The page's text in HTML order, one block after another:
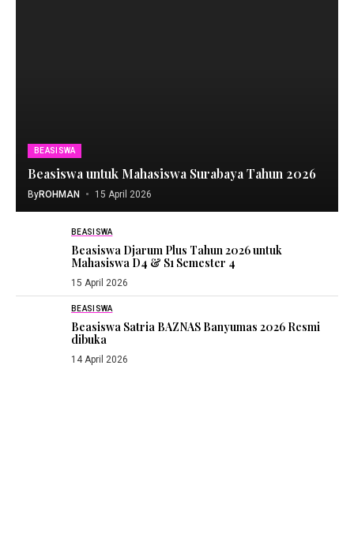
BEASISWA
Beasiswa untuk Mahasiswa Surabaya Tahun 2026
ByROHMAN 15 April 2026
BEASISWA
Beasiswa Djarum Plus Tahun 2026 untuk
Mahasiswa D4 & S1 Semester 4
15 April 2026
BEASISWA
Beasiswa Satria BAZNAS Banyumas 2026 Resmi
dibuka
14 April 2026